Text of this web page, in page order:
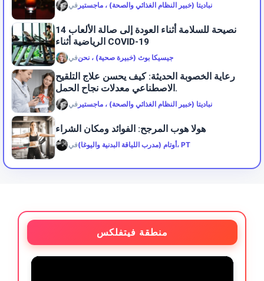
في نباديتا (خبير النظام الغذائي والصحة) ، ماجستير
14 نصيحة للسلامة أثناء العودة إلى صالة الألعاب
الرياضية أثناء COVID-19
فيجيسيكا بوث (خبيرة صحية) ، نحن
رعاية الخصوبة الحديثة: كيف يحسن علاج التلقيح
الاصطناعي معدلات نجاح الحمل.
في نباديتا (خبير النظام الغذائي والصحة) ، ماجستير
هولا هوب المرجح: الفوائد ومكان الشراء
في أوتام (مدرب اللياقة البدنية واليوغا)، PT
منطقة فيتفلكس